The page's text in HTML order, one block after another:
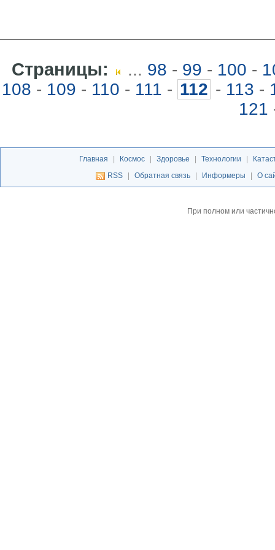
Страницы: ... 98 - 99 - 100 -
108 - 109 - 110 - 111 - 112 - 113 -
121
Главная Космос Здоровье Технологии
RSS
Обратная связь Информеры О
При полном или